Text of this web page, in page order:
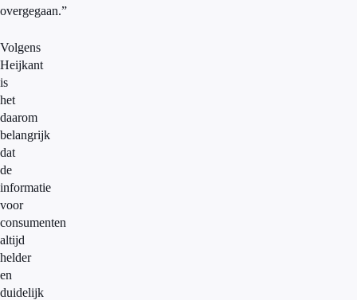
overgegaan.”
Volgens
Heijkant
is
het
daarom
belangrijk
dat
de
informatie
voor
consumenten
altijd
helder
en
duidelijk